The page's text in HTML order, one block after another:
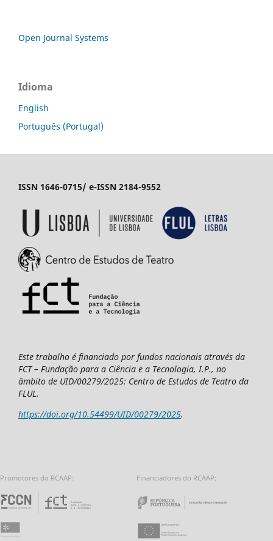
Open Journal Systems
Idioma
English
Português (Portugal)
ISSN 1646-0715/ e-ISSN 2184-9552
Este trabalho é financiado por fundos nacionais através da
FCT – Fundação para a Ciência e a Tecnologia, I.P., no
âmbito de UID/00279/2025: Centro de Estudos de Teatro da
FLUL.
https://doi.org/10.54499/UID/00279/2025.
Promotores do RCAAP:
Fundação para a Ciência e a Tecnologia -
Financiadores do RCAAP: